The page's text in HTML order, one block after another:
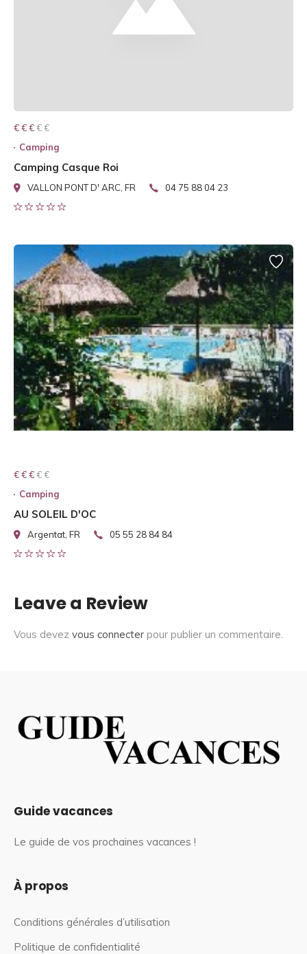
€ € € € €
€ € €
Camping
Camping Casque Roi
VALLON PONT D' ARC, FR 04 75 88 04 23
€ € € € €
€ € €
Camping
AU SOLEIL D'OC
Argentat, FR 05 55 28 84 84
Leave a Review
Vous devez vous connecter pour publier un commentaire.
Guide vacances
Le guide de vos prochaines vacances !
À propos
Conditions générales d’utilisation
Politique de confidentialité